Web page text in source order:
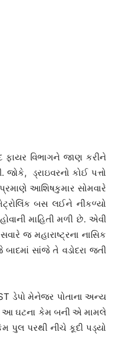
ફાયર વિભાગને જાણ કરીને
ડ્રાઇવરનો કોઈ પત્તો
આશિષકુમાર સોમવારે
બસ લઈને નીકળ્યો
માહિતી મળી છે. એવી
જ મહારાષ્ટ્રના નાસિક
સાંજે તે વડોદરા જતી
ડેપો મેનેજર પોતાના અન્ય
આ ઘટના કેમ બની એ મામલે
પુલ પરથી નીચે કૂદી પડ્યો